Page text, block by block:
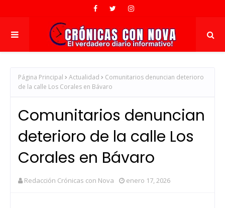
Página Principal Actualidad
Comunitarios denuncian deterioro
de la calle Los Corales en Bávaro
Comunitarios denuncian
deterioro de la calle Los
Corales en Bávaro
Redacción Crónicas con Nova enero 17, 2026